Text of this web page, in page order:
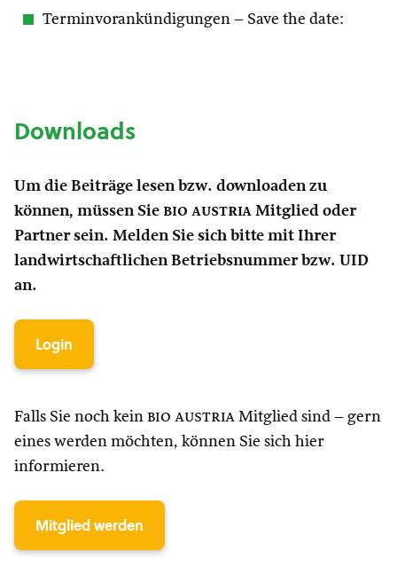
Terminvorankündigungen – Save the date:
Downloads
Um die Beiträge lesen bzw. downloaden zu
können, müssen Sie bio austria Mitglied oder
Partner sein. Melden Sie sich bitte mit Ihrer
landwirtschaftlichen Betriebsnummer bzw. UID
an.
Login
Falls Sie noch kein bio austria Mitglied sind – gern
eines werden möchten, können Sie sich hier
informieren.
Mitglied werden